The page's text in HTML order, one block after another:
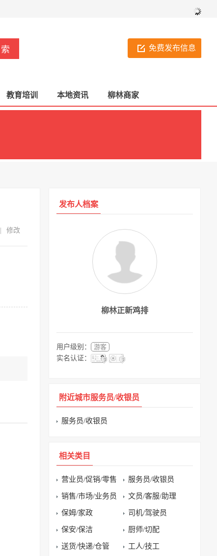
免费发布信息
教育培训 本地资讯 柳林商家
修改
发布人档案
柳林正新鸡排
用户级别：
游客
实名认证：
附近城市服务员/收银员
服务员/收银员
相关类目
营业员/促销/零售 服务员/收银员
销售/市场/业务员 文员/客服/助理
保姆/家政 司机/驾驶员
保安/保洁 厨师/切配
送货/快递/仓管 工人/技工